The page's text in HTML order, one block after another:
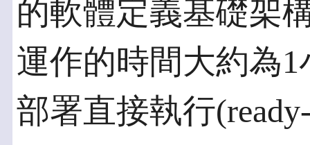
的軟體定義基礎架
運作的時間大約為
部署直接執行